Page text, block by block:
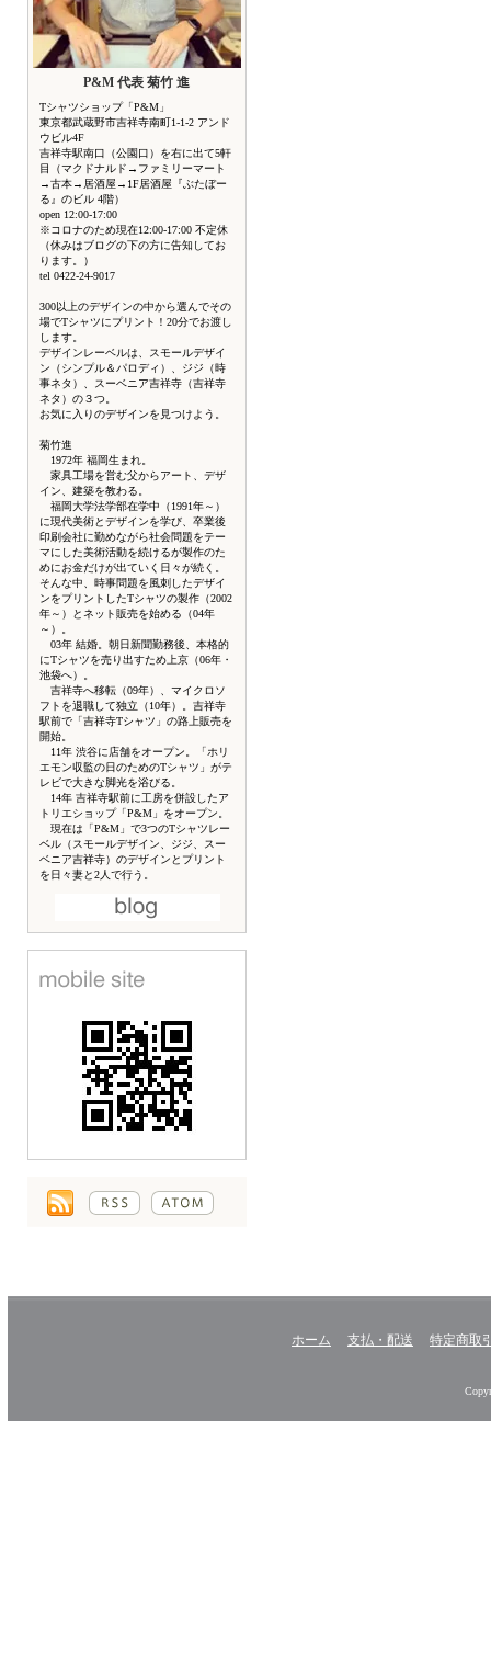
P&M 代表 菊竹 進
Tシャツショップ「P&M」
東京都武蔵野市吉祥寺南町1-1-2 アンド
ウビル4F
吉祥寺駅南口（公園口）を右に出て5軒
目（マクドナルド→ファミリーマート
→古本→居酒屋→1F居酒屋『ぶたぼー
る』のビル 4階）
open 12:00-17:00
※コロナのため現在12:00-17:00 不定休
（休みはブログの下の方に告知してお
ります。）
tel 0422-24-9017
300以上のデザインの中から選んでその
場でTシャツにプリント！20分でお渡し
します。
デザインレーベルは、スモールデザイ
ン（シンプル＆パロディ）、ジジ（時
事ネタ）、スーベニア吉祥寺（吉祥寺
ネタ）の３つ。
お気に入りのデザインを見つけよう。
菊竹進
1972年 福岡生まれ。
家具工場を営む父からアート、デザ
イン、建築を教わる。
福岡大学法学部在学中（1991年～）
に現代美術とデザインを学び、卒業後
印刷会社に勤めながら社会問題をテー
マにした美術活動を続けるが製作のた
めにお金だけが出ていく日々が続く。
そんな中、時事問題を風刺したデザイ
ンをプリントしたTシャツの製作（2002
年～）とネット販売を始める（04年
～）。
03年 結婚。朝日新聞勤務後、本格的
にTシャツを売り出すため上京（06年・
池袋へ）。
吉祥寺へ移転（09年）、マイクロソ
フトを退職して独立（10年）。吉祥寺
駅前で「吉祥寺Tシャツ」の路上販売を
開始。
11年 渋谷に店舗をオープン。「ホリ
エモン収監の日のためのTシャツ」がテ
レビで大きな脚光を浴びる。
14年 吉祥寺駅前に工房を併設したア
トリエショップ「P&M」をオープン。
現在は「P&M」で3つのTシャツレー
ベル（スモールデザイン、ジジ、スー
ベニア吉祥寺）のデザインとプリント
を日々妻と2人で行う。
ホーム 支払・配送 特定商取